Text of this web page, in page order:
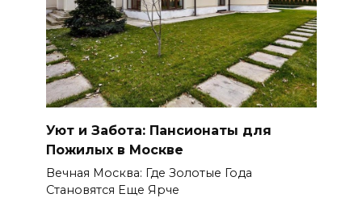
Уют и Забота: Пансионаты для
Пожилых в Москве
Вечная Москва: Где Золотые Года
Становятся Еще Ярче